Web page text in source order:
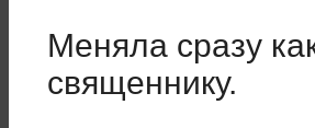
Меняла сразу
священнику.